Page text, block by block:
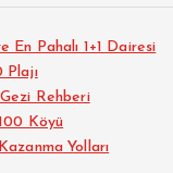
En Pahalı 1+1 Dairesi
Plajı
Rehberi
Köyü
Yolları